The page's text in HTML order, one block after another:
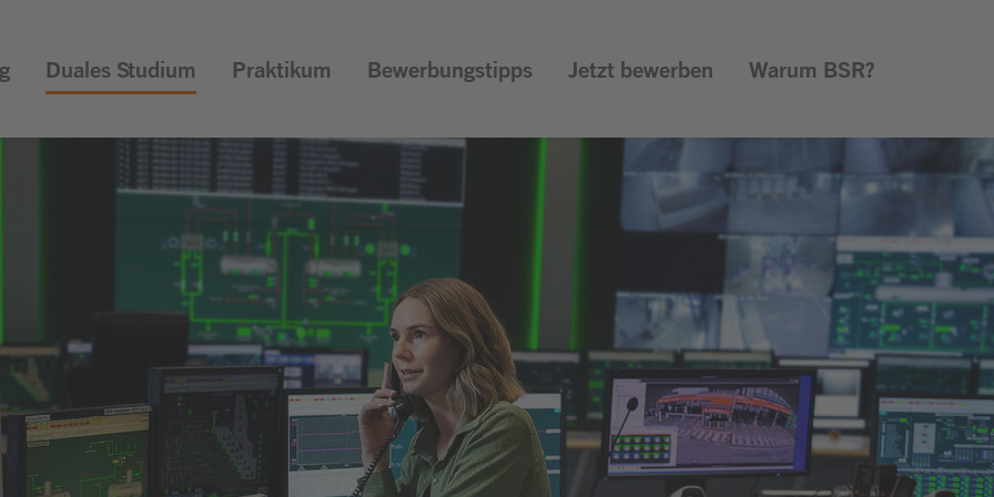
Duales Studium Praktikum Bewerbungstipps Jetzt bewerben Warum BSR?